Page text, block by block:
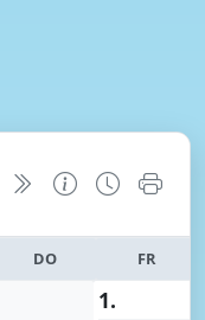
DO FR
1.